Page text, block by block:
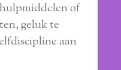
of
geluk te
aan